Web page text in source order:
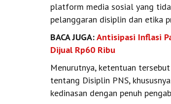
platform media sosial yang
pelanggaran disiplin dan etika
BACA JUGA:Antisipasi Inflasi
Dijual Rp60 Ribu
Menurutnya, ketentuan
tentang Disiplin PNS,
kedinasan dengan penuh